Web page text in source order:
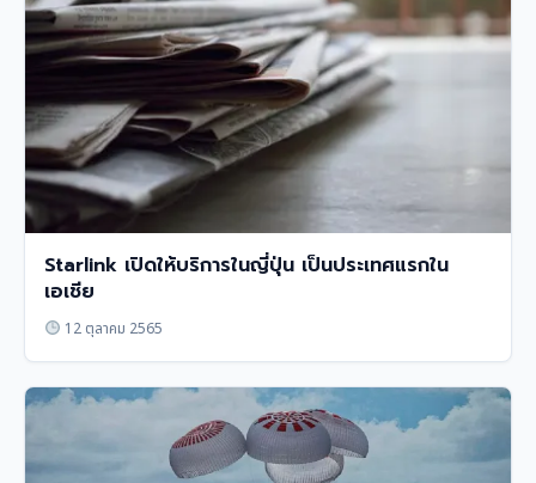
Starlink เปิดให้บริการในญี่ปุ่น เป็นประเทศแรกใน
เอเชีย
12 ตุลาคม 2565